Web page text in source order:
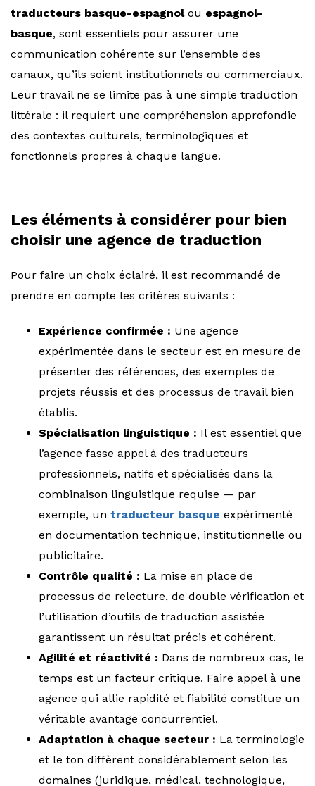
traducteurs basque-espagnolou espagnol-
basque, sont essentiels pour assurer une
communication cohérente sur l’ensemble des
canaux, qu’ils soient institutionnels ou commerciaux.
Leur travail ne se limite pas à une simple traduction
littérale : il requiert une compréhension approfondie
des contextes culturels, terminologiques et
fonctionnels propres à chaque langue.
Les éléments à considérer pour bien
choisir une agence de traduction
Pour faire un choix éclairé, il est recommandé de
prendre en compte les critères suivants :
Expérience confirmée : Une agence
expérimentée dans le secteur est en mesure de
présenter des références, des exemples de
projets réussis et des processus de travail bien
établis.
Spécialisation linguistique : Il est essentiel que
l’agence fasse appel à des traducteurs
professionnels, natifs et spécialisés dans la
combinaison linguistique requise — par
exemple, un traducteur basque expérimenté
en documentation technique, institutionnelle ou
publicitaire.
Contrôle qualité : La mise en place de
processus de relecture, de double vérification et
l’utilisation d’outils de traduction assistée
garantissent un résultat précis et cohérent.
Agilité et réactivité : Dans de nombreux cas, le
temps est un facteur critique. Faire appel à une
agence qui allie rapidité et fiabilité constitue un
véritable avantage concurrentiel.
Adaptation à chaque secteur : La terminologie
et le ton diffèrent considérablement selon les
domaines (juridique, médical, technologique,